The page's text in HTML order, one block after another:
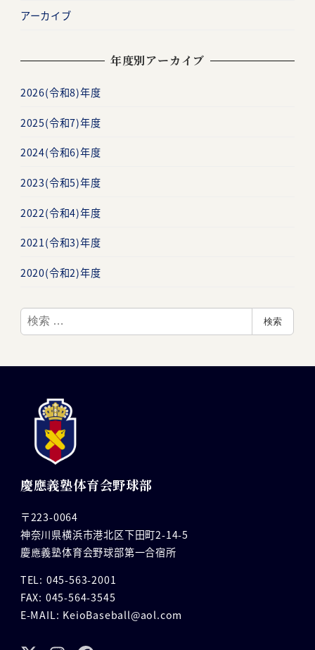
アーカイブ
年度別アーカイブ
2026(令和8)年度
2025(令和7)年度
2024(令和6)年度
2023(令和5)年度
2022(令和4)年度
2021(令和3)年度
2020(令和2)年度
検
索
検索
慶應義塾体育会野球部
〒223-0064
神奈川県横浜市港北区下田町2-14-5
慶應義塾体育会野球部第一合宿所
TEL: 045-563-2001
FAX: 045-564-3545
E-MAIL: KeioBaseball@aol.com